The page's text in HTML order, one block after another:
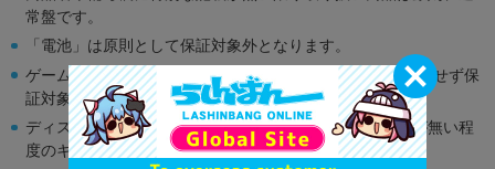
常盤です。
「電池」は原則として保証対象外となります。
ゲーム機本体には、SDカードなどのメモリーカードは付属せず保
証対象外となります。
ディスク類の読み取り面のキズに関しまして再生に支障が無い程
度のキズがある場合がございます。